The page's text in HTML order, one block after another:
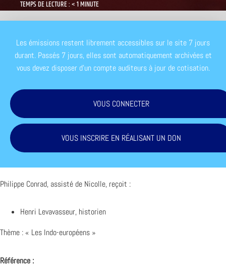
TEMPS DE LECTURE : < 1 MINUTE
Les émissions restent librement accessibles sur le site 7 jours
durant. Passés 7 jours, elles sont automatiquement archivées et
vous devez disposer d'un compte auditeurs à jour de cotisation.
VOUS CONNECTER
VOUS INSCRIRE EN RÉALISANT UN DON
Philippe Conrad, assisté de Nicolle, reçoit :
Henri Levavasseur, historien
Thème : « Les Indo-européens »
Référence :